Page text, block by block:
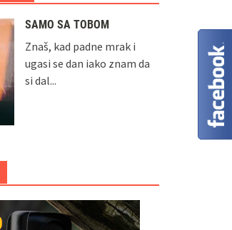
SAMO SA TOBOM
Znaš, kad padne mrak i
ugasi se dan iako znam da
si dal...